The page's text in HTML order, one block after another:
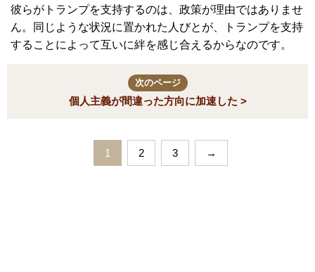
彼らがトランプを支持するのは、政策が理由ではありませ
ん。同じような状況に置かれた人びとが、トランプを支持
することによって互いに絆を感じ合えるからなのです。
次のページ
個人主義が間違った方向に加速した >
1 2 3 →